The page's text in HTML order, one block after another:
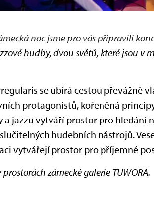
noc jsme pro vás připravili
hudby, dvou světů, které jsou v
se ubírá cestou převážně
protagonistů, kořeněná
a jazzu vytváří prostor pro hledání
hudebních nástrojů.
vytvářejí prostor pro příjemné
zámecké galerie TUWORA.